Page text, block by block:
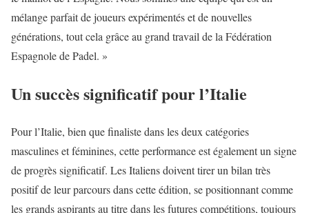
mélange parfait de joueurs expérimentés et de nouvelles
générations, tout cela grâce au grand travail de la Fédération
Espagnole de Padel. »
Un succès significatif pour l’Italie
Pour l’Italie, bien que finaliste dans les deux catégories
masculines et féminines, cette performance est également un signe
de progrès significatif. Les Italiens doivent tirer un bilan très
positif de leur parcours dans cette édition, se positionnant comme
les grands aspirants au titre dans les futures compétitions, toujours